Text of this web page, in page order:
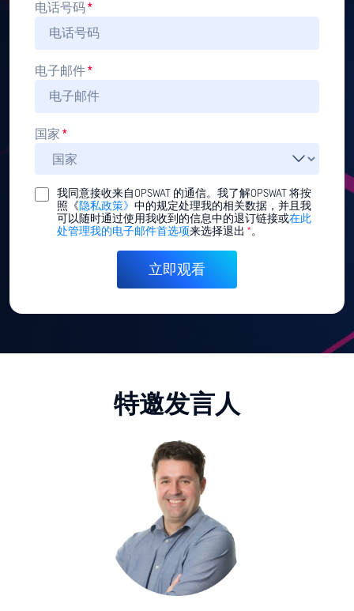
电话号码*
电子邮件*
国家 *
我同意接收来自OPSWAT 的通信。我了解OPSWAT 将按
照《隐私政策》 中的规定处理我的相关数据，并且我
可以随时通过使用我收到的信息中的退订链接或在此
处管理我的电子邮件首选项来选择退出 *。
特邀发言人